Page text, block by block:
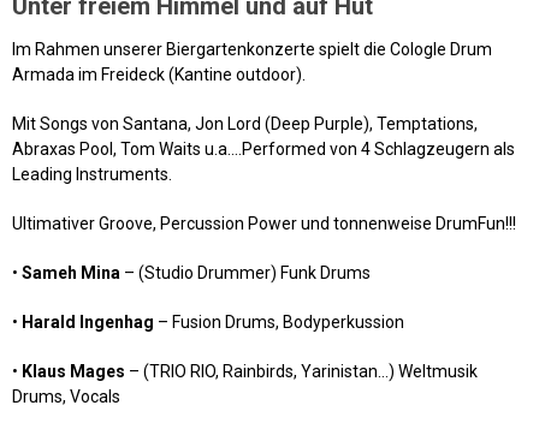
Unter freiem Himmel und auf Hut
Im Rahmen unserer Biergartenkonzerte spielt die Cologle Drum
Armada im Freideck (Kantine outdoor).
Mit Songs von Santana, Jon Lord (Deep Purple), Temptations,
Abraxas Pool, Tom Waits u.a….Performed von 4 Schlagzeugern als
Leading Instruments.
Ultimativer Groove, Percussion Power und tonnenweise DrumFun!!!
• Sameh Mina – (Studio Drummer) Funk Drums
• Harald Ingenhag – Fusion Drums, Bodyperkussion
• Klaus Mages – (TRIO RIO, Rainbirds, Yarinistan…) Weltmusik
Drums, Vocals